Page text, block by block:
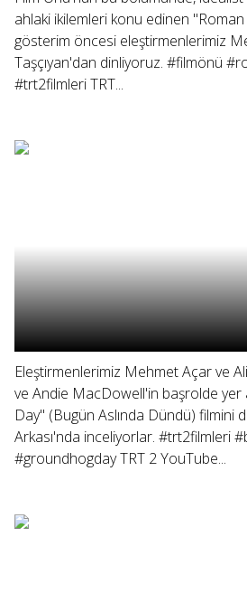
ahlaki ikilemleri konu edinen "Roman
gösterim öncesi eleştirmenlerimiz
Taşçıyan'dan dinliyoruz. #filmönü
#trt2filmleri TRT...
Eleştirmenlerimiz Mehmet Açar ve
ve Andie MacDowell'in başrolde yer
Day" (Bugün Aslında Dündü) filmini
Arkası'nda inceliyorlar. #trt2filmleri
#groundhogday TRT 2 YouTube...